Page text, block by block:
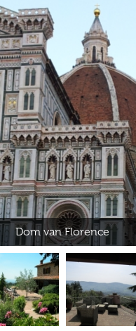
Dom van Florence